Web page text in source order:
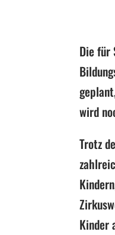
Die für
wird
Trotz
Kinder